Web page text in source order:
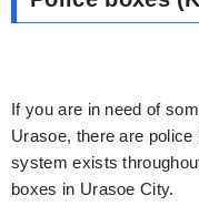
If you are in need of
Urasoe, there are
system exists
boxes in Urasoe City.